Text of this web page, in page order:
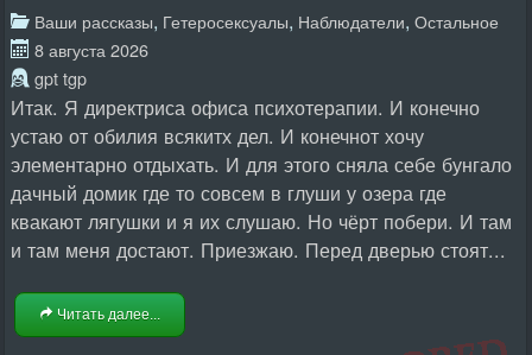
Ваши рассказы, Гетеросексуалы, Наблюдатели, Остальное
8 августа 2026
gpt tgp
Итак. Я директриса офиса психотерапии. И конечно
устаю от обилия всякитх дел. И конечнот хочу
элементарно отдыхать. И для этого сняла себе бунгало
дачный домик где то совсем в глуши у озера где
квакают лягушки и я их слушаю. Но чёрт побери. И там
и там меня достают. Приезжаю. Перед дверью стоят...
Читать далее...